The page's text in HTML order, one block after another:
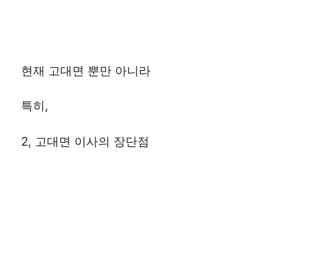
현재 고대면 뿐만 아니라
특히,
2, 고대면 이사의 장단점